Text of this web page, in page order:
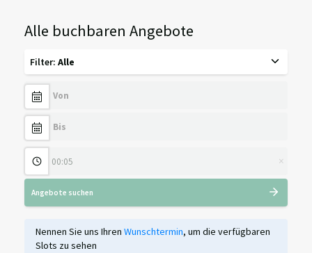
Alle buchbaren Angebote
Filter: Alle
×
Angebote suchen
Nennen Sie uns Ihren Wunschtermin, um die verfügbaren
Slots zu sehen